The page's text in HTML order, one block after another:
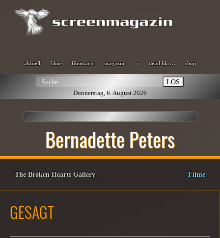
aktuell filme filmstarts magazin tv dead like… shop
LOS
Donnerstag, 6. August 2026
Bernadette Peters
The Broken Hearts Gallery Filme
GESAGT